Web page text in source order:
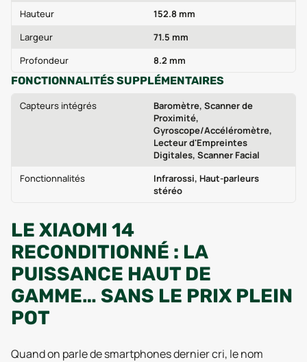
Hauteur
152.8 mm
Largeur
71.5 mm
Profondeur
8.2 mm
FONCTIONNALITÉS SUPPLÉMENTAIRES
Capteurs intégrés
Baromètre, Scanner de
Proximité,
Gyroscope/Accéléromètre,
Lecteur d'Empreintes
Digitales, Scanner Facial
Fonctionnalités
Infrarossi, Haut-parleurs
stéréo
LE XIAOMI 14
RECONDITIONNÉ : LA
PUISSANCE HAUT DE
GAMME… SANS LE PRIX PLEIN
POT
Quand on parle de smartphones dernier cri, le nom